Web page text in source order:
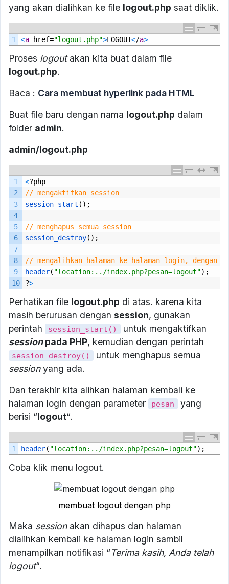
yang akan dialihkan ke file logout.php saat diklik.
1 <a href="logout.php">LOGOUT</a>
Proses logoutakan kita buat dalam file
logout.php.
Baca : Cara membuat hyperlink pada HTML
Buat file baru dengan nama logout.php dalam
folder admin.
admin/logout.php
1
2
3
4
5
6
7
8
9
10
<?php
// mengaktifkan session
session_start ();
// menghapus semua session
session_destroy();
// mengalihkan halaman ke halaman login, dengan
header( "location:../index.php?pesan=logout");
?>
Perhatikan file logout.php di atas. karena kita
masih berurusan dengan session, gunakan
perintah
session_start()
untuk mengaktifkan
sessionpada PHP, kemudian dengan perintah
session_destroy()
untuk menghapus semua
sessionyang ada.
Dan terakhir kita alihkan halaman kembali ke
halaman login dengan parameter
pesan
yang
berisi “logout“.
1 header( "location:../index.php?pesan=logout");
Coba klik menu logout.
membuat logout dengan php
Maka sessionakan dihapus dan halaman
dialihkan kembali ke halaman login sambil
menampilkan notifikasi “Terima kasih, Anda telah
logout“.